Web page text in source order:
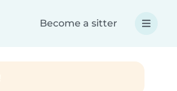
Become a sitter